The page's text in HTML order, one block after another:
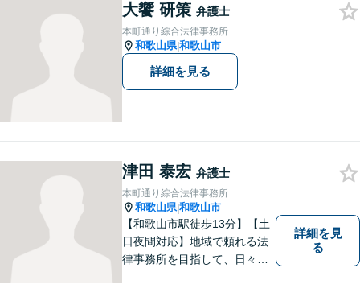
く対応可能。【地域に根ざし
た弁護士】法律トラブルでお
悩みの方は、お気軽にご相談
ください。
大饗 研策 弁護士
本町通り綜合法律事務所
和歌山県|和歌山市
詳細を見る
津田 泰宏 弁護士
本町通り綜合法律事務所
和歌山県|和歌山市
【和歌山市駅徒歩13分】【土
日夜間対応】地域で頼れる法
律事務所を目指して、日々尽
詳細を見
る